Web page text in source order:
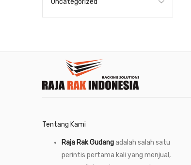
Uncategorized
Tentang Kami
Raja Rak Gudangadalah salah satu
perintis pertama kali yang menjual,